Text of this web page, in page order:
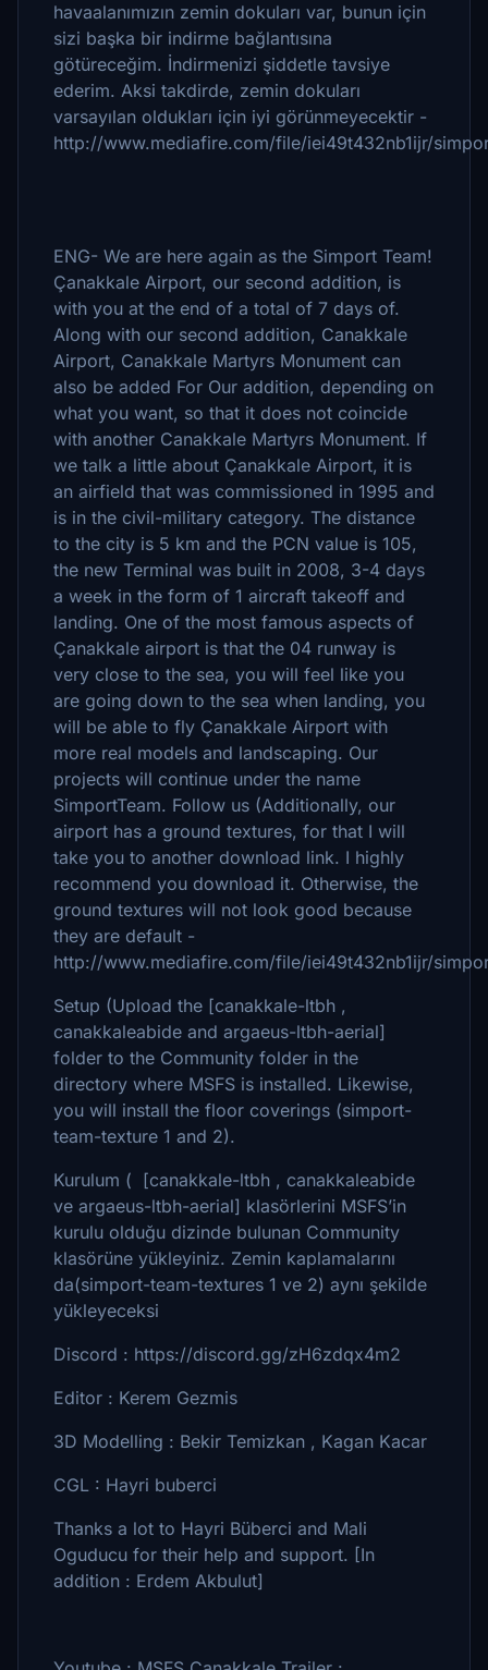
havaalanımızın zemin dokuları var, bunun için
sizi başka bir indirme bağlantısına
götüreceğim. İndirmenizi şiddetle tavsiye
ederim. Aksi takdirde, zemin dokuları
varsayılan oldukları için iyi görünmeyecektir -
http://www.mediafire.com/file/iei49t432nb1ijr/
ENG- We are here again as the Simport Team!
Çanakkale Airport, our second addition, is
with you at the end of a total of 7 days of.
Along with our second addition, Canakkale
Airport, Canakkale Martyrs Monument can
also be added For Our addition, depending on
what you want, so that it does not coincide
with another Canakkale Martyrs Monument. If
we talk a little about Çanakkale Airport, it is
an airfield that was commissioned in 1995 and
is in the civil-military category. The distance
to the city is 5 km and the PCN value is 105,
the new Terminal was built in 2008, 3-4 days
a week in the form of 1 aircraft takeoff and
landing. One of the most famous aspects of
Çanakkale airport is that the 04 runway is
very close to the sea, you will feel like you
are going down to the sea when landing, you
will be able to fly Çanakkale Airport with
more real models and landscaping. Our
projects will continue under the name
SimportTeam. Follow us (Additionally, our
airport has a ground textures, for that I will
take you to another download link. I highly
recommend you download it. Otherwise, the
ground textures will not look good because
they are default -
http://www.mediafire.com/file/iei49t432nb1ijr/
Setup (Upload the [canakkale-ltbh ,
canakkaleabide and argaeus-ltbh-aerial]
folder to the Community folder in the
directory where MSFS is installed. Likewise,
you will install the floor coverings (simport-
team-texture 1 and 2).
Kurulum ( [canakkale-ltbh , canakkaleabide
ve argaeus-ltbh-aerial] klasörlerini MSFS’in
kurulu olduğu dizinde bulunan Community
klasörüne yükleyiniz. Zemin kaplamalarını
da(simport-team-textures 1 ve 2) aynı şekilde
yükleyeceksi
Discord : https://discord.gg/zH6zdqx4m2
Editor : Kerem Gezmis
3D Modelling : Bekir Temizkan , Kagan Kacar
CGL : Hayri buberci
Thanks a lot to Hayri Büberci and Mali
Oguducu for their help and support. [In
addition : Erdem Akbulut]